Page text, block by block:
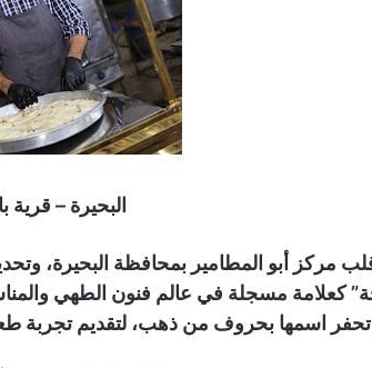
البحيرة –
مركز أبو المطامير بمحافظة البحيرة،
كعلامة مسجلة في عالم فنون الطهي
اسمها بحروف من ذهب، لتقديم تجربة